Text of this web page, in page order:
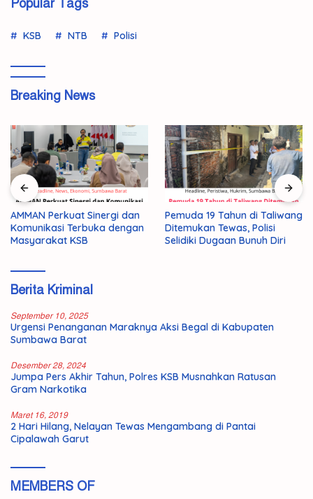
Popular Tags
KSB NTB Polisi
Breaking News
AMMAN Perkuat Sinergi dan
Komunikasi Terbuka dengan
Masyarakat KSB
Pemuda 19 Tahun di Taliwang
Ditemukan Tewas, Polisi
Selidiki Dugaan Bunuh Diri
Berita Kriminal
September 10, 2025
Urgensi Penanganan Maraknya Aksi Begal di Kabupaten
Sumbawa Barat
Desember 28, 2024
Jumpa Pers Akhir Tahun, Polres KSB Musnahkan Ratusan
Gram Narkotika
Maret 16, 2019
2 Hari Hilang, Nelayan Tewas Mengambang di Pantai
Cipalawah Garut
MEMBERS OF